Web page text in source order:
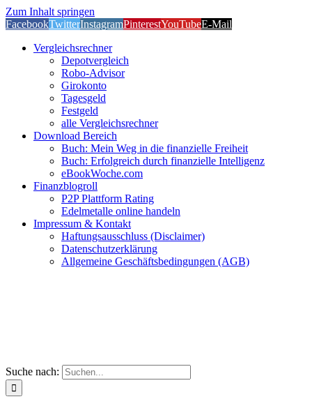
Zum Inhalt springen
FacebookTwitterInstagramPinterestYouTubeE-Mail
Vergleichsrechner
Depotvergleich
Robo-Advisor
Girokonto
Tagesgeld
Festgeld
alle Vergleichsrechner
Download Bereich
Buch: Mein Weg in die finanzielle Freiheit
Buch: Erfolgreich durch finanzielle Intelligenz
eBookWoche.com
Finanzblogroll
P2P Plattform Rating
Edelmetalle online handeln
Impressum & Kontakt
Haftungsausschluss (Disclaimer)
Datenschutzerklärung
Allgemeine Geschäftsbedingungen (AGB)
Suche nach: